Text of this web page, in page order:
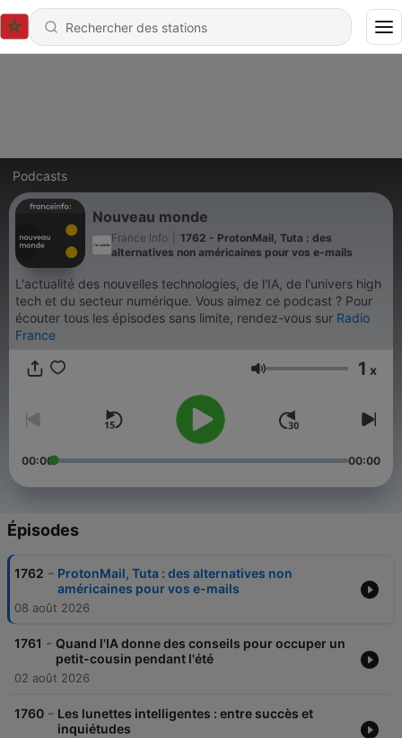
Podcasts
Nouveau monde
France Info
1762 - ProtonMail, Tuta : des
alternatives non américaines pour vos e-mails
L'actualité des nouvelles technologies, de l'IA, de l'univers high
tech et du secteur numérique. Vous aimez ce podcast ? Pour
écouter tous les épisodes sans limite, rendez-vous sur Radio
France
Volume 1 x
00:00 00:00
Épisodes
1762 - ProtonMail, Tuta : des alternatives non
américaines pour vos e-mails
08 août 2026
1761 - Quand l'IA donne des conseils pour occuper un
petit-cousin pendant l'été
02 août 2026
1760 - Les lunettes intelligentes : entre succès et
inquiétudes